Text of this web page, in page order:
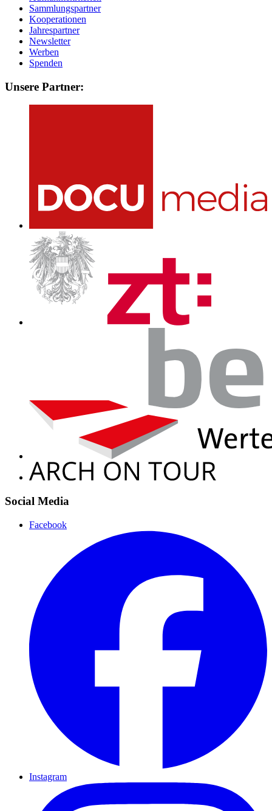
Sammlungspartner
Kooperationen
Jahrespartner
Newsletter
Werben
Spenden
Unsere Partner:
Social Media
Facebook
Instagram